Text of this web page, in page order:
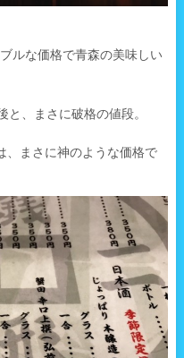
ルな価格で青森の美味しい
、まさに破格の値段。
、まさに神のような価格で